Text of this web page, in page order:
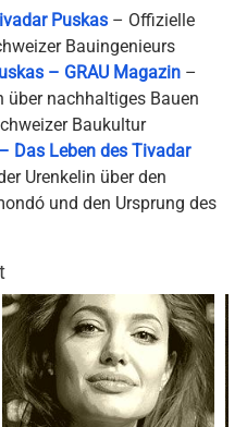
Puskas – Offizielle
Bauingenieurs
– GRAU Magazin –
über nachhaltiges Bauen
Baukultur
Das Leben des Tivadar
Urenkelin über den
und den Ursprung des